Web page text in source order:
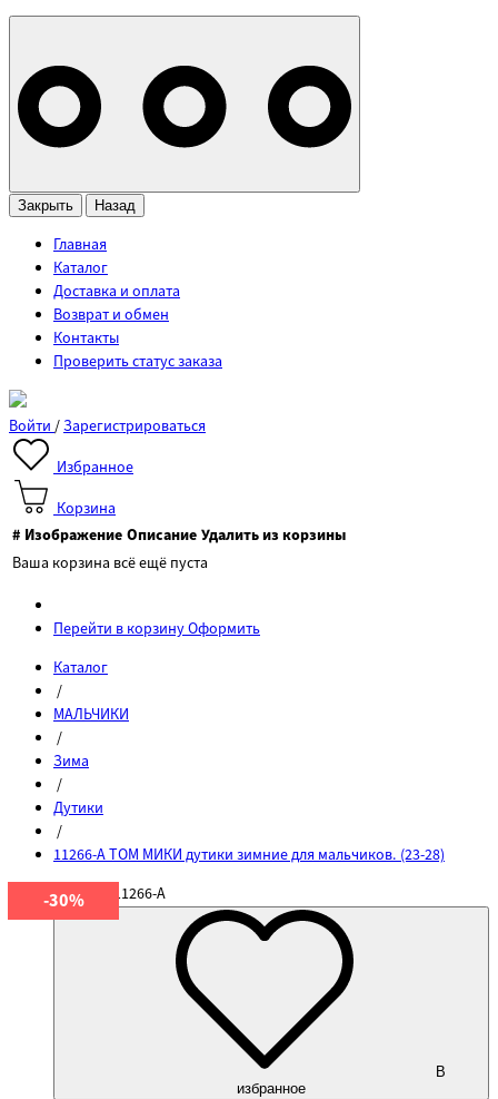
Закрыть Назад
Главная
Каталог
Доставка и оплата
Возврат и обмен
Контакты
Проверить статус заказа
Войти/Зарегистрироваться
Избранное
Корзина
# Изображение Описание Удалить из корзины
Ваша корзина всё ещё пуста
Перейти в корзинуОформить
Каталог
/
МАЛЬЧИКИ
/
Зима
/
Дутики
/
11266-A ТОМ МИКИ дутики зимние для мальчиков. (23-28)
Артикул
11266-A
В
избранное
-30%